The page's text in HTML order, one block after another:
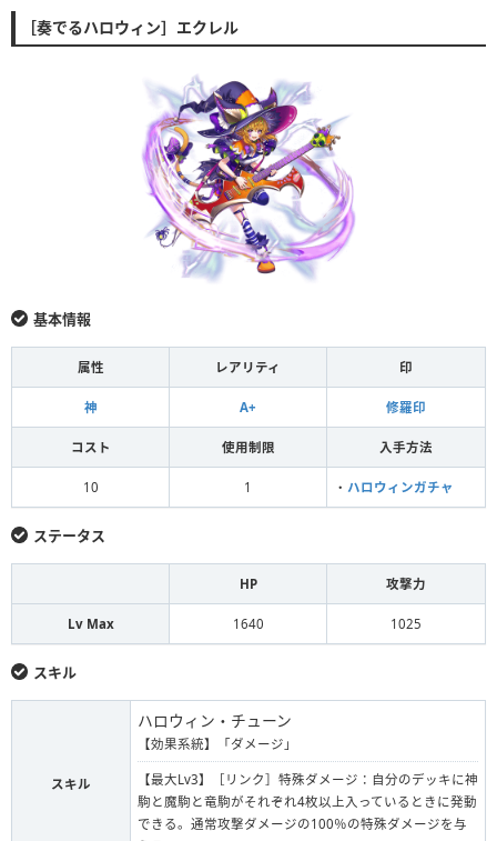
［奏でるハロウィン］エクレル
基本情報
属性 レアリティ 印
神 A+ 修羅印
コスト 使用制限 入手方法
10 1 ・ ハロウィンガチャ
ステータス
HP 攻撃力
Lv Max 1640 1025
スキル
スキル
ハロウィン・チューン
【効果系統】「ダメージ」
【最大Lv3】［リンク］特殊ダメージ：自分のデッキに神
駒と魔駒と竜駒がそれぞれ4枚以上入っているときに発動
できる。通常攻撃ダメージの100％の特殊ダメージを与